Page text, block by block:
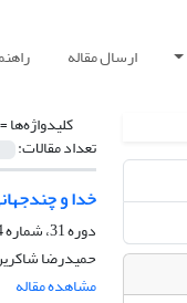
ارسال مقاله
کلیدواژه‌ها =
تعداد مقالات:
خدا و
دوره 31، شماره 124، زمستان 1401، صفحه
حمیدرضا
مشاهده مقاله